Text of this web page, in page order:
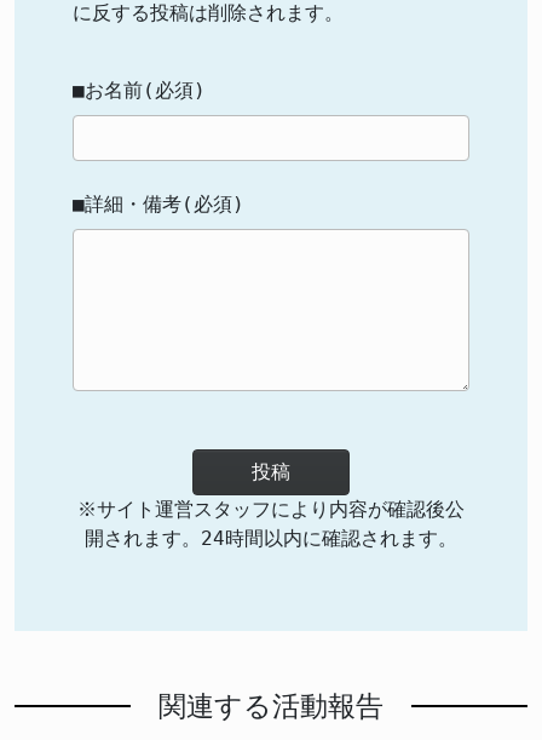
に反する投稿は削除されます。
■お名前(必須)
■詳細・備考(必須)
投稿
※サイト運営スタッフにより内容が確認後公
開されます。24時間以内に確認されます。
関連する活動報告